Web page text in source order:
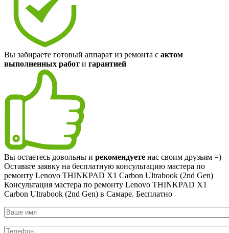
Вы забираете готовый аппарат из ремонта с актом
выполненных работ и гарантией
Вы остаетесь довольны и рекомендуете нас своим друзьям =)
Оставьте заявку на бесплатную консультацию мастера по
ремонту Lenovo THINKPAD X1 Carbon Ultrabook (2nd Gen)
Консультация мастера по ремонту Lenovo THINKPAD X1
Carbon Ultrabook (2nd Gen) в Самаре. Бесплатно